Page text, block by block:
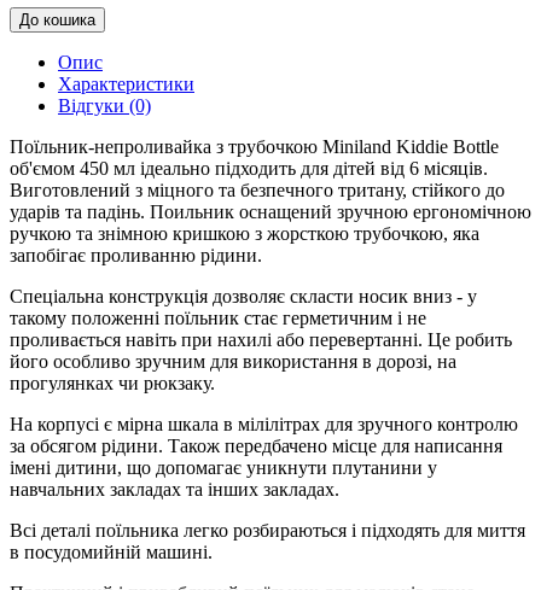
До кошика
Опис
Характеристики
Відгуки (0)
Поїльник-непроливайка з трубочкою Miniland Kiddie Bottle
об'ємом 450 мл ідеально підходить для дітей від 6 місяців.
Виготовлений з міцного та безпечного тритану, стійкого до
ударів та падінь. Поильник оснащений зручною ергономічною
ручкою та знімною кришкою з жорсткою трубочкою, яка
запобігає проливанню рідини.
Спеціальна конструкція дозволяє скласти носик вниз - у
такому положенні поїльник стає герметичним і не
проливається навіть при нахилі або перевертанні. Це робить
його особливо зручним для використання в дорозі, на
прогулянках чи рюкзаку.
На корпусі є мірна шкала в мілілітрах для зручного контролю
за обсягом рідини. Також передбачено місце для написання
імені дитини, що допомагає уникнути плутанини у
навчальних закладах та інших закладах.
Всі деталі поїльника легко розбираються і підходять для миття
в посудомийній машині.